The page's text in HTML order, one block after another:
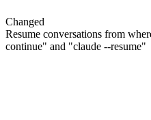
Changed
Resume conversations from
continue" and "claude --resume"